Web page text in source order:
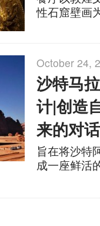
性石窟壁画
October 24,
沙特马
计|创造
来的对话
旨在将沙特
成一座鲜活